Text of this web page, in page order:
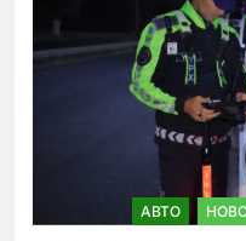
АВТО